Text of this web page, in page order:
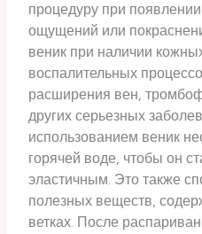
процедуру при
ощущений или
веник при наличии
воспалительных
расширения вен,
других серьезных
использованием веник
горячей воде, чтобы он
эластичным. Это также
полезных веществ,
ветках. После